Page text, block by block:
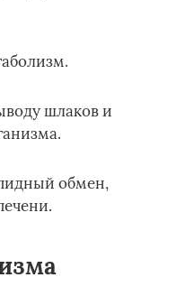
шлаков и
обмен,